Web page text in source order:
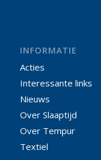
INFORMATIE
Acties
Interessante links
Nieuws
Over Slaaptijd
Over Tempur
Textiel